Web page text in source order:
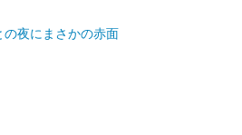
夜にまさかの赤面